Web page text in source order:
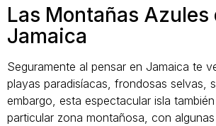
Las Montañas Azules
Jamaica
Seguramente al pensar en Jamaica te
playas paradisíacas, frondosas selvas,
embargo, esta espectacular isla
particular zona montañosa, con